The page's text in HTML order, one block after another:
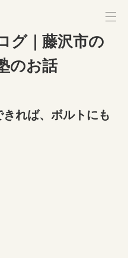
グ｜藤沢市の
のお話
れば、ボルトにも